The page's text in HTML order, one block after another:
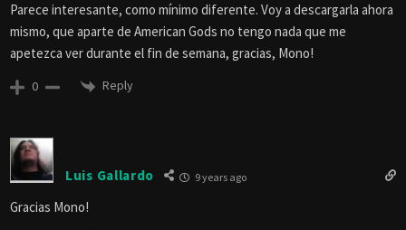
Parece interesante, como mínimo diferente. Voy a descargarla ahora
mismo, que aparte de American Gods no tengo nada que me
apetezca ver durante el fin de semana, gracias, Mono!
0 Reply
Luis Gallardo 9 years ago
Gracias Mono!